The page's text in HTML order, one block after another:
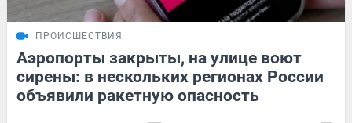
ПРОИСШЕСТВИЯ
Аэропорты закрыты, на улице воют
сирены: в нескольких регионах России
объявили ракетную опасность